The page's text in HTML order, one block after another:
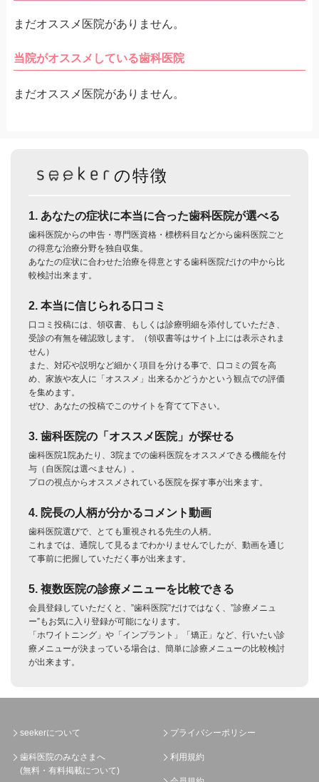
まだオススメ医院がありません。
当院がオススメしている歯科医院
まだオススメ医院がありません。
の特徴
1. あなたの症状に本当に合った歯科医院が選べる
歯科医院からの申告・専門医資格・標榜科目などから歯科医院ごと
の得意な治療分野を独自収集。
あなたの症状に合わせた治療を得意とする歯科医院だけの中から比
較検討出来ます。
2. 本当に信じられる口コミ
口コミ投稿には、領収書、もしくは診療明細を添付していただき、
受診の有無を確認致します。（領収書等はサイト上には表示されま
せん）
また、対応や説明など細かく項目を分ける事で、口コミの質を高
め、家族や友人に「オススメ」出来るかどうかという観点での評価
を集めます。
ぜひ、あなたの投稿でこのサイトを育てて下さい。
3. 歯科医院の「オススメ医院」が探せる
歯科医院1院あたり、3院までの歯科医院をオススメできる機能を付
与（自医院は選べません）。
プロの視点からオススメされている医院を探す事が出来ます。
4. 院長の人柄が分かるコメント動画
歯科医院選びで、とても重視される先生の人柄。
これまでは、通院して見るまでわかりませんでしたが、動画を通じ
て事前に把握していただく事が出来ます。
5. 複数医院の診療メニューを比較できる
会員登録していただくと、”歯科医院”だけではなく、”診療メニュ
ー”もお気に入り登録が可能になります。
「ホワイトニング」や「インプラント」「矯正」など、行いたい診
療メニューが決まっている場合は、簡単に診療メニューの比較検討
が出来ます。
seekerについて
歯科医院のみなさまへ
(無料・有料掲載について)
プライバシーポリシー
利用規約